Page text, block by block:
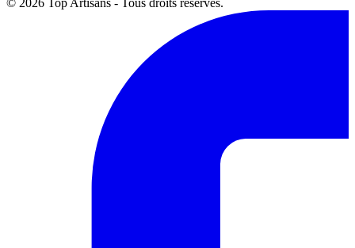
© 2026 Top Artisans - Tous droits réservés.